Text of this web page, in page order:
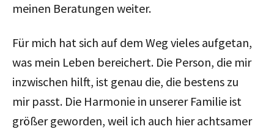
meinen Beratungen weiter.
Für mich hat sich auf dem Weg vieles aufgetan,
was mein Leben bereichert. Die Person, die mir
inzwischen hilft, ist genau die, die bestens zu
mir passt. Die Harmonie in unserer Familie ist
größer geworden, weil ich auch hier achtsamer